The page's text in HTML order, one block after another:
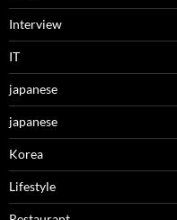
Interview
IT
japanese
japanese
Korea
Lifestyle